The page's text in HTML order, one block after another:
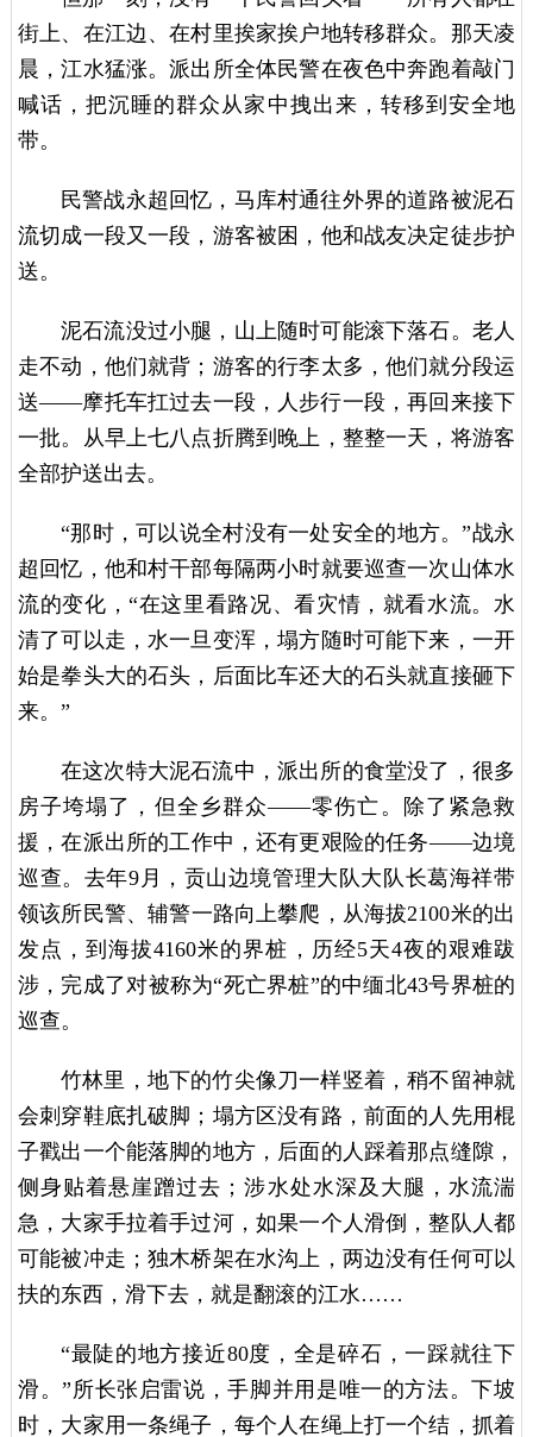
街上、在江边、在村里挨家挨户地转移群众。那天凌
晨，江水猛涨。派出所全体民警在夜色中奔跑着敲门
喊话，把沉睡的群众从家中拽出来，转移到安全地
带。
民警战永超回忆，马库村通往外界的道路被泥石
流切成一段又一段，游客被困，他和战友决定徒步护
送。
泥石流没过小腿，山上随时可能滚下落石。老人
走不动，他们就背；游客的行李太多，他们就分段运
送——摩托车扛过去一段，人步行一段，再回来接下
一批。从早上七八点折腾到晚上，整整一天，将游客
全部护送出去。
“那时，可以说全村没有一处安全的地方。”战永
超回忆，他和村干部每隔两小时就要巡查一次山体水
流的变化，“在这里看路况、看灾情，就看水流。水
清了可以走，水一旦变浑，塌方随时可能下来，一开
始是拳头大的石头，后面比车还大的石头就直接砸下
来。”
在这次特大泥石流中，派出所的食堂没了，很多
房子垮塌了，但全乡群众——零伤亡。除了紧急救
援，在派出所的工作中，还有更艰险的任务——边境
巡查。去年9月，贡山边境管理大队大队长葛海祥带
领该所民警、辅警一路向上攀爬，从海拔2100米的出
发点，到海拔4160米的界桩，历经5天4夜的艰难跋
涉，完成了对被称为“死亡界桩”的中缅北43号界桩的
巡查。
竹林里，地下的竹尖像刀一样竖着，稍不留神就
会刺穿鞋底扎破脚；塌方区没有路，前面的人先用棍
子戳出一个能落脚的地方，后面的人踩着那点缝隙，
侧身贴着悬崖蹭过去；涉水处水深及大腿，水流湍
急，大家手拉着手过河，如果一个人滑倒，整队人都
可能被冲走；独木桥架在水沟上，两边没有任何可以
扶的东西，滑下去，就是翻滚的江水……
“最陡的地方接近80度，全是碎石，一踩就往下
滑。”所长张启雷说，手脚并用是唯一的方法。下坡
时，大家用一条绳子，每个人在绳上打一个结，抓着